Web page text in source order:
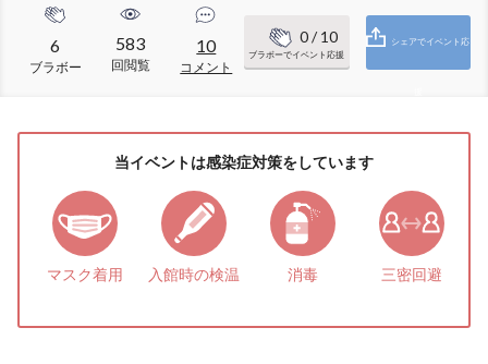
6
ブラボー
583
回閲覧
10
コメント
0/ 10
ブラボーでイベント応援
シェアでイベント応
当イベントは感染症対策をしています
マスク着用 入館時の検温 消毒 三密回避